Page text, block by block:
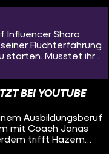
Influencer Sharo.
Fluchterfahrung
starten. Musstet ihr
BEI YOUTUBE
Ausbildungsberuf
mit Coach Jonas
trifft Hazem